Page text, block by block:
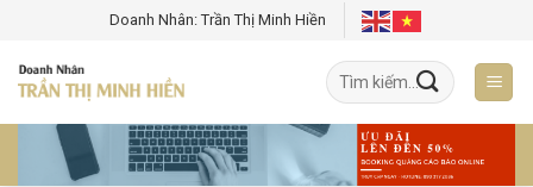
nội
dung
Doanh Nhân: Trần Thị Minh Hiền